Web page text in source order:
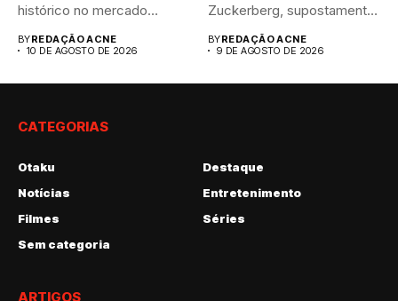
histórico no mercado
BYREDAÇÃO ACNE
10 DE AGOSTO DE 2026
Zuckerberg, supostamente
BYREDAÇÃO ACNE
9 DE AGOSTO DE 2026
CATEGORIAS
Otaku
Destaque
Notícias
Entretenimento
Filmes
Séries
Sem categoria
ARTIGOS